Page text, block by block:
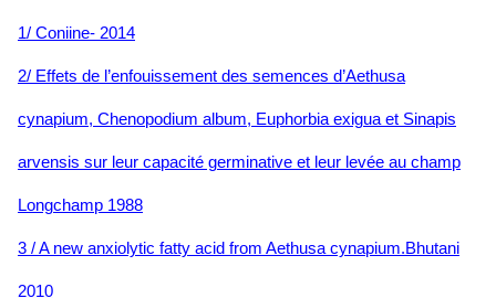
1/ Coniine- 2014
2/ Effets de l’enfouissement des semences d’Aethusa
cynapium, Chenopodium album, Euphorbia exigua et Sinapis
arvensis sur leur capacité germinative et leur levée au champ
Longchamp 1988
3 / A new anxiolytic fatty acid from Aethusa cynapium.Bhutani
2010